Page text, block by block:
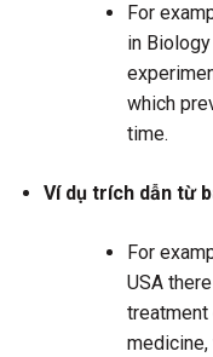
For
in
which
time.
Ví dụ trích dẫn từ
For
USA
treatment